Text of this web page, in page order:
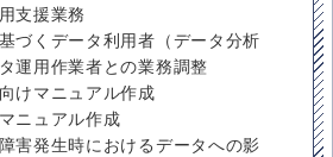
支援業務
づくデータ利用者（データ分析
運用作業者との業務調整
けマニュアル作成
ニュアル作成
害発生時におけるデータへの影